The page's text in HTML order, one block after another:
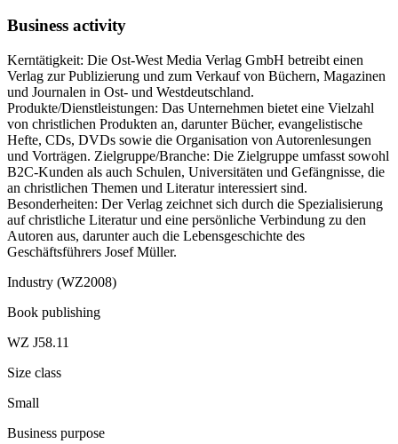
Business activity
Kerntätigkeit: Die Ost-West Media Verlag GmbH betreibt einen
Verlag zur Publizierung und zum Verkauf von Büchern, Magazinen
und Journalen in Ost- und Westdeutschland.
Produkte/Dienstleistungen: Das Unternehmen bietet eine Vielzahl
von christlichen Produkten an, darunter Bücher, evangelistische
Hefte, CDs, DVDs sowie die Organisation von Autorenlesungen
und Vorträgen. Zielgruppe/Branche: Die Zielgruppe umfasst sowohl
B2C-Kunden als auch Schulen, Universitäten und Gefängnisse, die
an christlichen Themen und Literatur interessiert sind.
Besonderheiten: Der Verlag zeichnet sich durch die Spezialisierung
auf christliche Literatur und eine persönliche Verbindung zu den
Autoren aus, darunter auch die Lebensgeschichte des
Geschäftsführers Josef Müller.
Industry (WZ2008)
Book publishing
WZ J58.11
Size class
Small
Business purpose